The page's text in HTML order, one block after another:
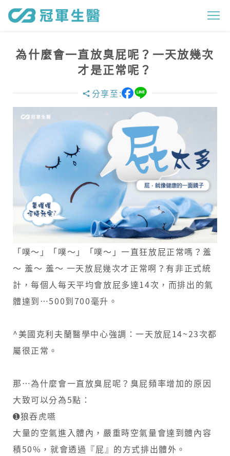
為
什
麼
會
直
臭
屁
呢
？
一
天
放
幾
次
才
是
常
呢
？
為什麼會一直放臭屁呢？一天放幾次
才是正常呢？
分享至:
「噗～」「噗～」「噗～」一直狂放屁正常嗎？羞
～ 羞～ 羞～ 一天放屁幾次才正常啊？有非正式統
計，每個人每天平均會放屁多達14次，而排出的氣
體達到…500到700毫升。
^美國克利夫蘭醫學中心強調：一天放屁14~23次都
屬很正常。
那…為什麼會一直放臭屁呢？臭屁頻率增加的原因
大致可以分為5點：
➊狼吞虎嚥
大量的空氣進入體內，嚴重時空氣量會達到體內容
積50%，就會透過『屁』的方式排出體外。